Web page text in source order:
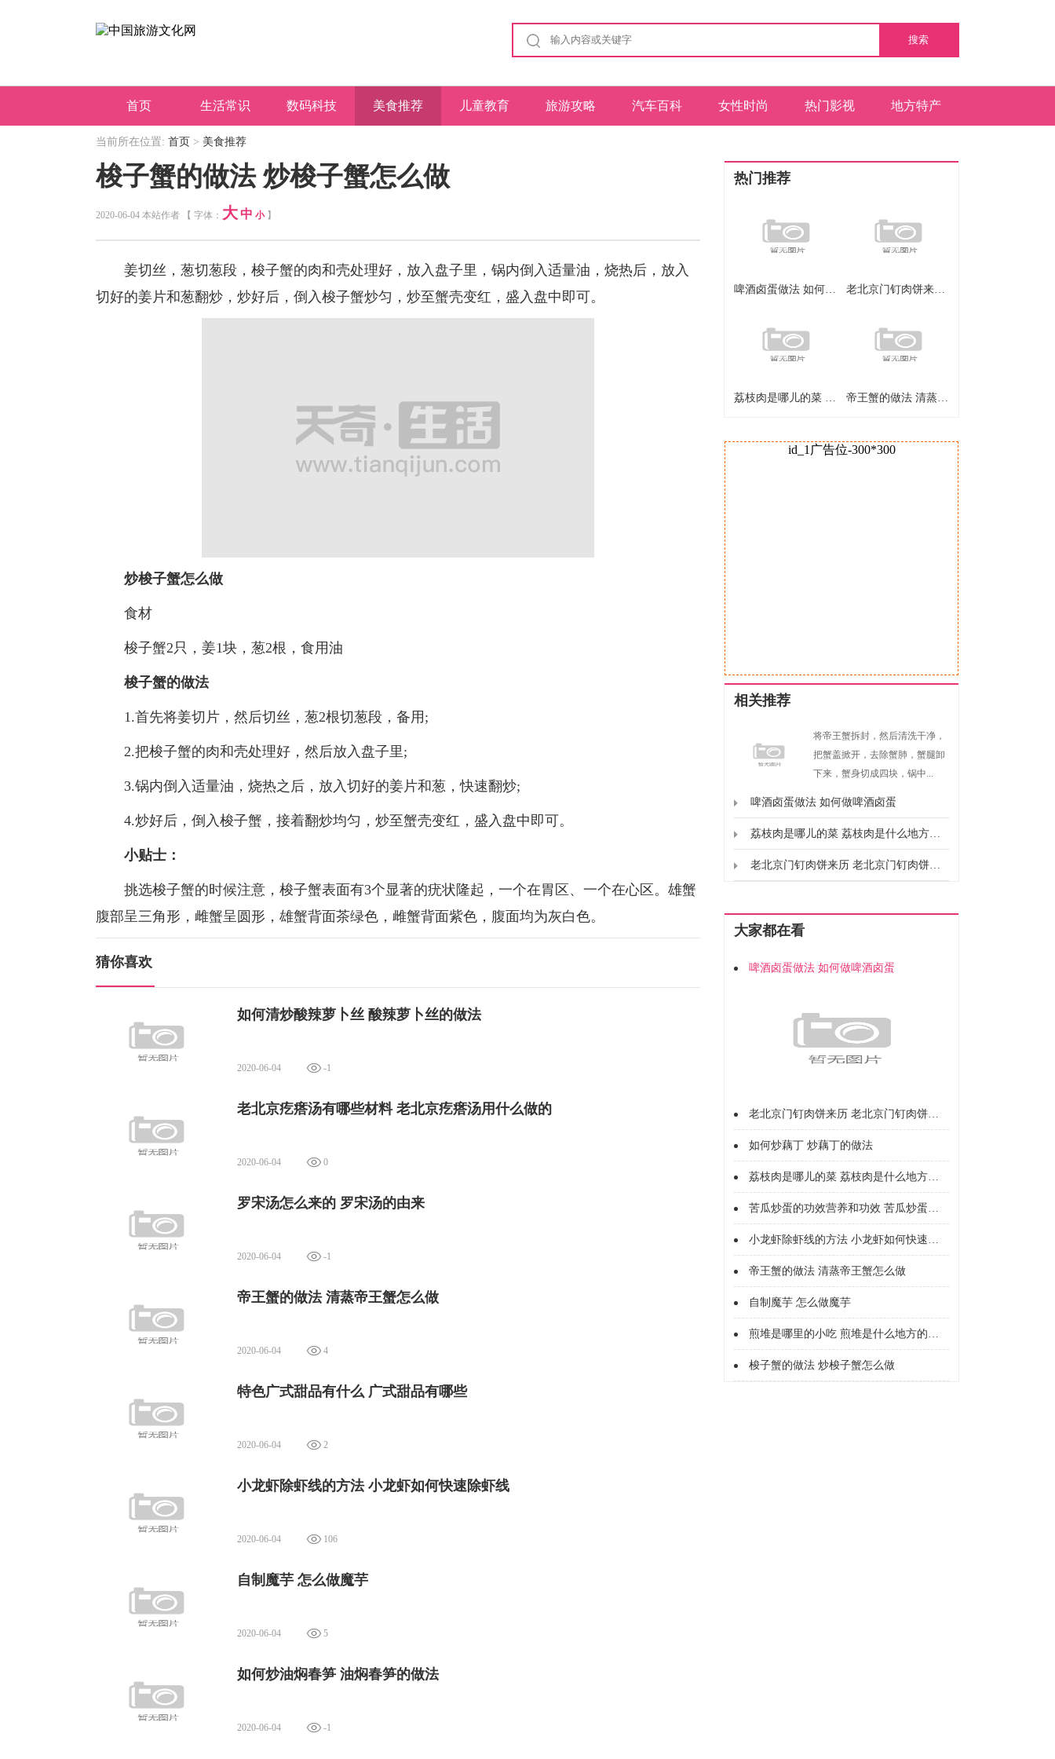
搜索
首页 生活常识 数码科技 美食推荐 儿童教育 旅游攻略 汽车百科 女性时尚 热门影视 地方特产
当前所在位置: 首页 > 美食推荐
梭子蟹的做法 炒梭子蟹怎么做
2020-06-04 本站作者 【 字体： 大 中 小】
姜切丝，葱切葱段，梭子蟹的肉和壳处理好，放入盘子里，锅内倒入适量油，烧热后，放入
切好的姜片和葱翻炒，炒好后，倒入梭子蟹炒匀，炒至蟹壳变红，盛入盘中即可。
炒梭子蟹怎么做
食材
梭子蟹2只，姜1块，葱2根，食用油
梭子蟹的做法
1.首先将姜切片，然后切丝，葱2根切葱段，备用;
2.把梭子蟹的肉和壳处理好，然后放入盘子里;
3.锅内倒入适量油，烧热之后，放入切好的姜片和葱，快速翻炒;
4.炒好后，倒入梭子蟹，接着翻炒均匀，炒至蟹壳变红，盛入盘中即可。
小贴士：
挑选梭子蟹的时候注意，梭子蟹表面有3个显著的疣状隆起，一个在胃区、一个在心区。雄蟹
腹部呈三角形，雌蟹呈圆形，雄蟹背面茶绿色，雌蟹背面紫色，腹面均为灰白色。
猜你喜欢
如何清炒酸辣萝卜丝 酸辣萝卜丝的做法
2020-06-04 -1
老北京疙瘩汤有哪些材料 老北京疙瘩汤用什么做的
2020-06-04 0
罗宋汤怎么来的 罗宋汤的由来
2020-06-04 -1
帝王蟹的做法 清蒸帝王蟹怎么做
2020-06-04 4
特色广式甜品有什么 广式甜品有哪些
2020-06-04 2
小龙虾除虾线的方法 小龙虾如何快速除虾线
2020-06-04 106
自制魔芋 怎么做魔芋
2020-06-04 5
如何炒油焖春笋 油焖春笋的做法
2020-06-04 -1
热门推荐
啤酒卤蛋做法 如何做啤酒卤蛋 老北京门钉肉饼来历 老北京门钉肉饼怎么来的
荔枝肉是哪儿的菜 荔枝肉是什么地方的菜 帝王蟹的做法 清蒸帝王蟹怎么做
id_1广告位-300*300
相关推荐
将帝王蟹拆封，然后清洗干净，
把蟹盖掀开，去除蟹肺，蟹腿卸
下来，蟹身切成四块，锅中...
啤酒卤蛋做法 如何做啤酒卤蛋
荔枝肉是哪儿的菜 荔枝肉是什么地方的菜
老北京门钉肉饼来历 老北京门钉肉饼怎么来的
大家都在看
啤酒卤蛋做法 如何做啤酒卤蛋
老北京门钉肉饼来历 老北京门钉肉饼怎么来的
如何炒藕丁 炒藕丁的做法
荔枝肉是哪儿的菜 荔枝肉是什么地方的菜
苦瓜炒蛋的功效营养和功效 苦瓜炒蛋的营养价值
小龙虾除虾线的方法 小龙虾如何快速除虾线
帝王蟹的做法 清蒸帝王蟹怎么做
自制魔芋 怎么做魔芋
煎堆是哪里的小吃 煎堆是什么地方的小吃
梭子蟹的做法 炒梭子蟹怎么做